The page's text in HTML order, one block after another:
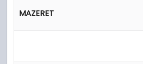
MAZERET